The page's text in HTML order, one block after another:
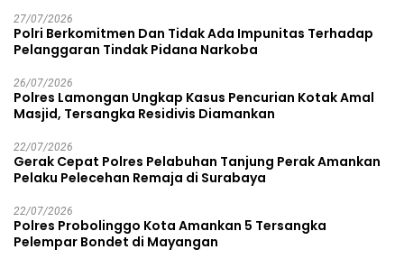
27/07/2026
Polri Berkomitmen Dan Tidak Ada Impunitas Terhadap
Pelanggaran Tindak Pidana Narkoba
26/07/2026
Polres Lamongan Ungkap Kasus Pencurian Kotak Amal
Masjid, Tersangka Residivis Diamankan
22/07/2026
Gerak Cepat Polres Pelabuhan Tanjung Perak Amankan
Pelaku Pelecehan Remaja di Surabaya
22/07/2026
Polres Probolinggo Kota Amankan 5 Tersangka
Pelempar Bondet di Mayangan